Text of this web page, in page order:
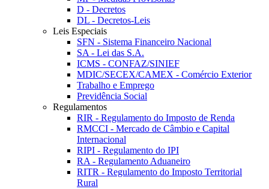
D - Decretos
DL - Decretos-Leis
Leis Especiais
SFN - Sistema Financeiro Nacional
SA - Lei das S.A.
ICMS - CONFAZ/SINIEF
MDIC/SECEX/CAMEX - Comércio Exterior
Trabalho e Emprego
Previdência Social
Regulamentos
RIR - Regulamento do Imposto de Renda
RMCCI - Mercado de Câmbio e Capital
Internacional
RIPI - Regulamento do IPI
RA - Regulamento Aduaneiro
RITR - Regulamento do Imposto Territorial
Rural